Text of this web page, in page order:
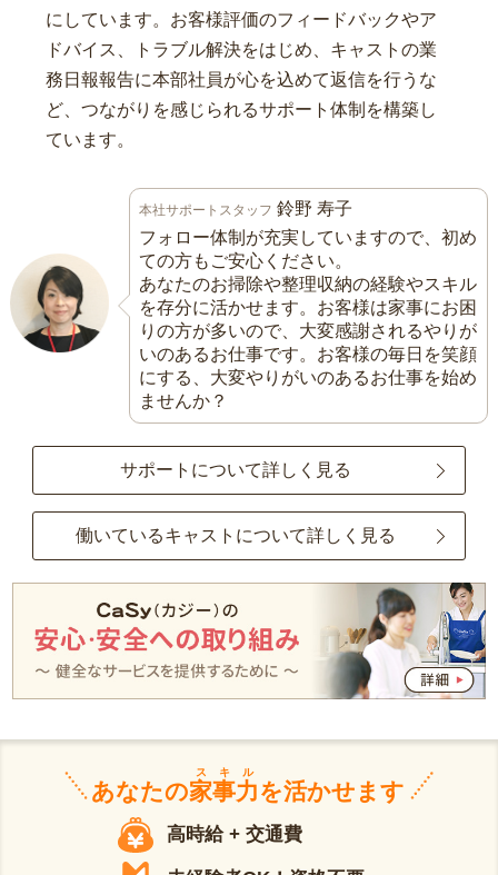
にしています。お客様評価のフィードバックやア
ドバイス、トラブル解決をはじめ、キャストの業
務日報報告に本部社員が心を込めて返信を行うな
ど、つながりを感じられるサポート体制を構築し
ています。
本社サポートスタッフ 鈴野 寿子
フォロー体制が充実していますので、初め
ての方もご安心ください。
あなたのお掃除や整理収納の経験やスキル
を存分に活かせます。お客様は家事にお困
りの方が多いので、大変感謝されるやりが
いのあるお仕事です。お客様の毎日を笑顔
にする、大変やりがいのあるお仕事を始め
ませんか？
サポートについて詳しく見る
働いているキャストについて詳しく見る
あなたの家事力
スキル
を活かせます
高時給 + 交通費